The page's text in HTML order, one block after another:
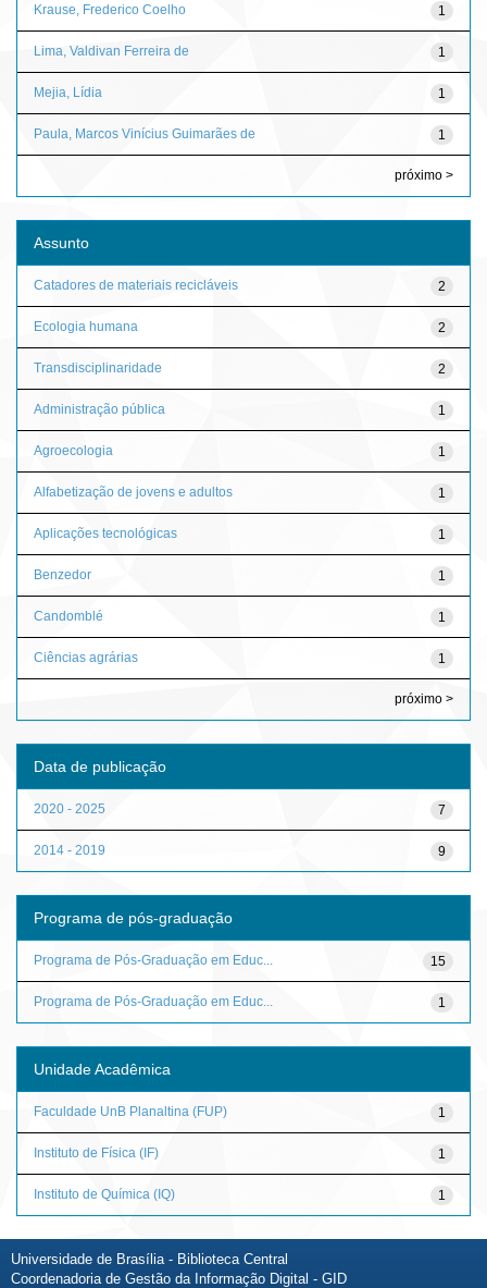
1
Krause, Frederico Coelho
1
Lima, Valdivan Ferreira de
1
Mejia, Lídia
1
Paula, Marcos Vinícius Guimarães de
próximo >
Assunto
2
Catadores de materiais recicláveis
2
Ecologia humana
2
Transdisciplinaridade
1
Administração pública
1
Agroecologia
1
Alfabetização de jovens e adultos
1
Aplicações tecnológicas
1
Benzedor
1
Candomblé
1
Ciências agrárias
próximo >
Data de publicação
7
2020 - 2025
9
2014 - 2019
Programa de pós-graduação
15
Programa de Pós-Graduação em Educ...
1
Programa de Pós-Graduação em Educ...
Unidade Acadêmica
1
Faculdade UnB Planaltina (FUP)
1
Instituto de Física (IF)
1
Instituto de Química (IQ)
Universidade de Brasília - Biblioteca Central
Coordenadoria de Gestão da Informação Digital - GID